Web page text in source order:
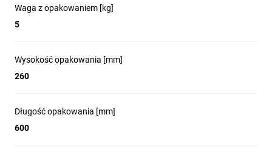
Waga z opakowaniem [kg]
5
Wysokość opakowania [mm]
260
Długość opakowania [mm]
600